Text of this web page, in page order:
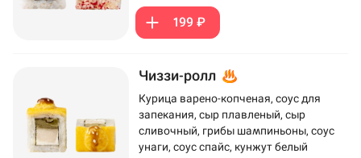
199 ₽
Чиззи-ролл
Курица варено-копченая, соус для
запекания, сыр плавленый, сыр
сливочный, грибы шампиньоны, соус
унаги, соус спайс, кунжут белый